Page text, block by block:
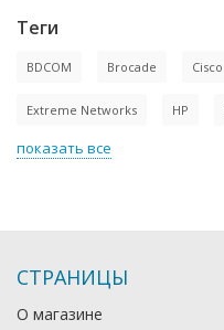
Теги
BDCOM Brocade Cisco
Extreme Networks HP
показать все
СТРАНИЦЫ
О магазине